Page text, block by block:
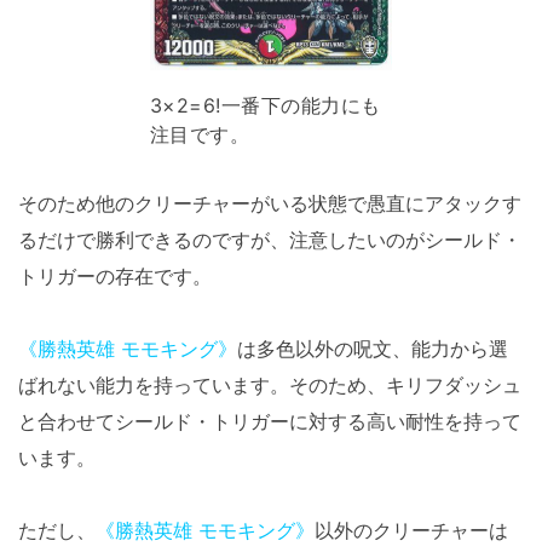
3×2=6!一番下の能力にも
注目です。
そのため他のクリーチャーがいる状態で愚直にアタックす
るだけで勝利できるのですが、注意したいのがシールド・
トリガーの存在です。
《勝熱英雄 モモキング》 は多色以外の呪文、能力から選
ばれない能力を持っています。そのため、キリフダッシュ
と合わせてシールド・トリガーに対する高い耐性を持って
います。
ただし、 《勝熱英雄 モモキング》 以外のクリーチャーは